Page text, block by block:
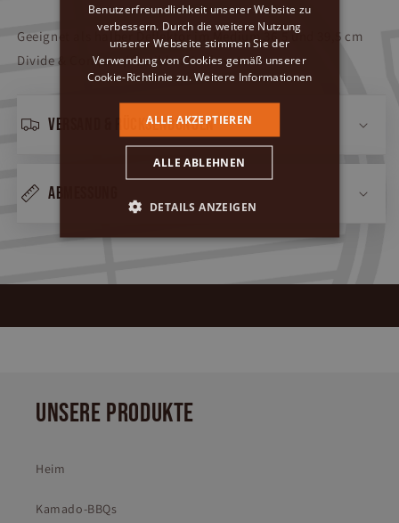
Geeignet als halber Deflektor im Medium 36,5 und 39,5 cm
Divide & Conquer / flexiblen Kochsystem.
Versand & Rücksendungen
Abmessung
UNSERE PRODUKTE
Heim
Kamado-BBQs
ENGLISH
Benutzerfreundlichkeit unserer Website zu
verbessern. Durch die weitere Nutzung
unserer Webseite stimmen Sie der
Verwendung von Cookies gemäß unserer
Cookie-Richtlinie zu. Weitere Informationen
ALLE AKZEPTIEREN
ALLE ABLEHNEN
DETAILS ANZEIGEN